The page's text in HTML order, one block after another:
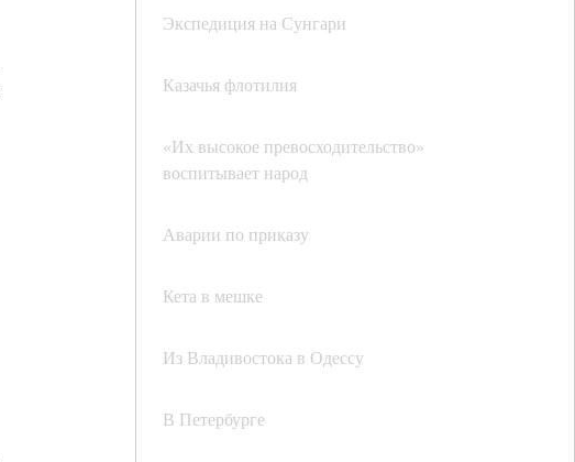
Экспедиция на Сунгари
Казачья флотилия
«Их высокое превосходительство»
воспитывает народ
Аварии по приказу
Кета в мешке
Из Владивостока в Одессу
В Петербурге